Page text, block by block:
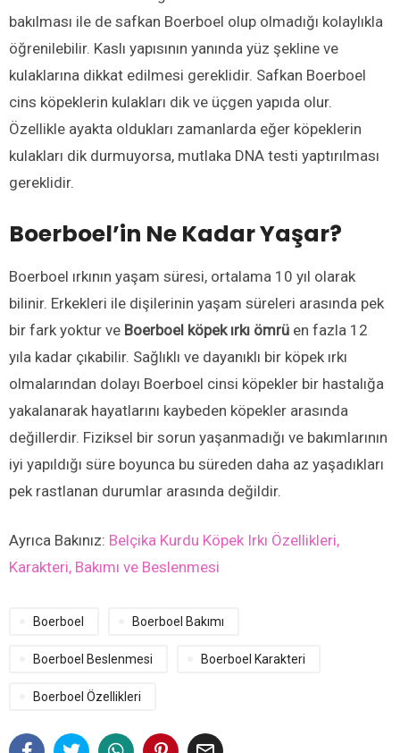
bakılması ile de safkan Boerboel olup olmadığı kolaylıkla
öğrenilebilir. Kaslı yapısının yanında yüz şekline ve
kulaklarına dikkat edilmesi gereklidir. Safkan Boerboel
cins köpeklerin kulakları dik ve üçgen yapıda olur.
Özellikle ayakta oldukları zamanlarda eğer köpeklerin
kulakları dik durmuyorsa, mutlaka DNA testi yaptırılması
gereklidir.
Boerboel’in Ne Kadar Yaşar?
Boerboel ırkının yaşam süresi, ortalama 10 yıl olarak
bilinir. Erkekleri ile dişilerinin yaşam süreleri arasında pek
bir fark yoktur ve Boerboel köpek ırkı ömrü en fazla 12
yıla kadar çıkabilir. Sağlıklı ve dayanıklı bir köpek ırkı
olmalarından dolayı Boerboel cinsi köpekler bir hastalığa
yakalanarak hayatlarını kaybeden köpekler arasında
değillerdir. Fiziksel bir sorun yaşanmadığı ve bakımlarının
iyi yapıldığı süre boyunca bu süreden daha az yaşadıkları
pek rastlanan durumlar arasında değildir.
Ayrıca Bakınız: Belçika Kurdu Köpek Irkı Özellikleri,
Karakteri, Bakımı ve Beslenmesi
Boerboel Boerboel Bakımı
Boerboel Beslenmesi Boerboel Karakteri
Boerboel Özellikleri